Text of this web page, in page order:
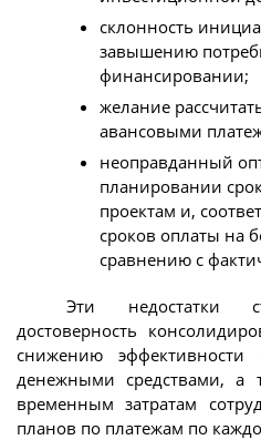
склонность
завышению
финансировании;
желание
авансовыми
неоправданный
планировании
проектам и,
сроков оплаты на
сравнению с
Эти недостатки
достоверность
снижению эффективности
денежными средствами, а
временным затратам
планов по платежам по